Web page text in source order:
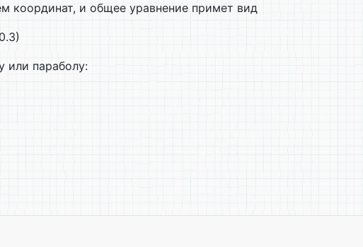
координат, и общее уравнение примет вид
или параболу:
и перпендикулярности двух прямых